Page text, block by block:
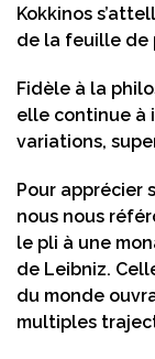
Kokkinos
de la feuille de
Fidèle à la
elle continue à
variations,
Pour apprécier
nous nous
le pli à une
de Leibniz.
du monde
multiples